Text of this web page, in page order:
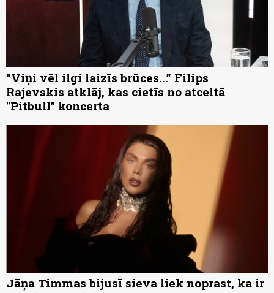
“Viņi vēl ilgi laizīs brūces...” Filips
Rajevskis atklāj, kas cietīs no atceltā
"Pitbull" koncerta
Jāņa Timmas bijusī sieva liek noprast, ka ir